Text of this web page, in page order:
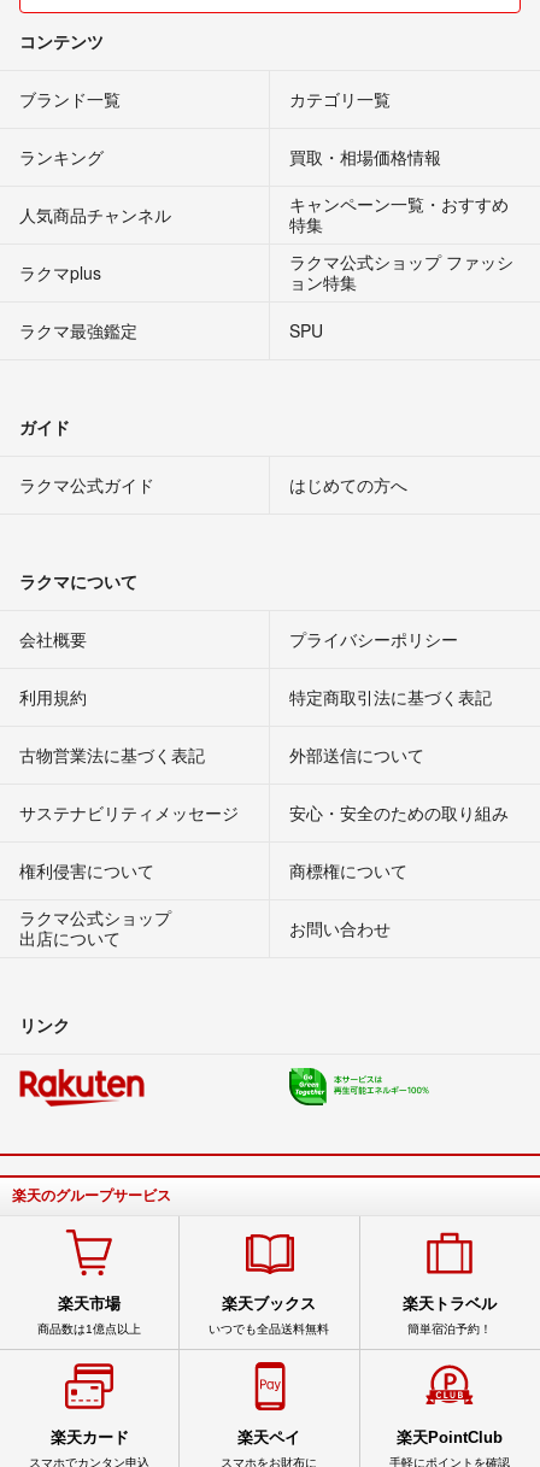
コンテンツ
ブランド一覧 カテゴリ一覧
ランキング 買取・相場価格情報
人気商品チャンネル
キャンペーン一覧・おすすめ
特集
ラクマplus
ラクマ公式ショップ ファッシ
ョン特集
ラクマ最強鑑定
SPU
ガイド
ラクマ公式ガイド はじめての方へ
ラクマについて
会社概要 プライバシーポリシー
利用規約 特定商取引法に基づく表記
古物営業法に基づく表記 外部送信について
サステナビリティメッセージ 安心・安全のための取り組み
権利侵害について
商標権について
ラクマ公式ショップ
出店について
お問い合わせ
リンク
楽天のグループサービス
楽天市場
商品数は1億点以上
楽天ブックス
いつでも全品送料無料
楽天トラベル
簡単宿泊予約！
楽天カード
スマホでカンタン申込
楽天ペイ
スマホをお財布に
楽天PointClub
手軽にポイントを確認